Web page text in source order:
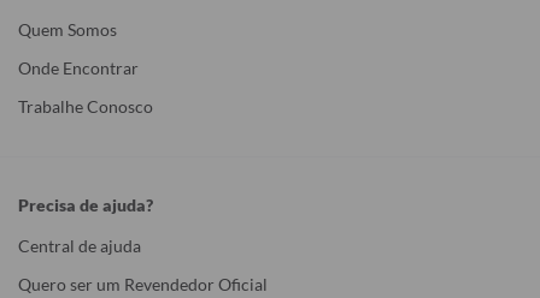
Quem Somos
Onde Encontrar
Trabalhe Conosco
Precisa de ajuda?
Central de ajuda
Quero ser um Revendedor Oficial